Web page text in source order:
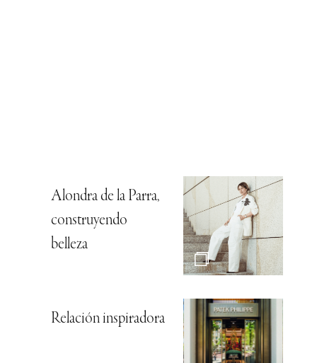
Alondra de la Parra,
construyendo
belleza
Relación inspiradora